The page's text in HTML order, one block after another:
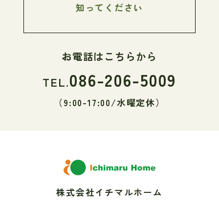
知ってください
お電話はこちらから
TEL.086-206-5009
（9:00-17:00/水曜定休）
株式会社イチマルホーム